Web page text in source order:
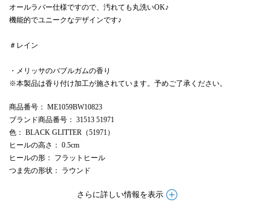
オールラバー仕様ですので、汚れても丸洗いOK♪
機能的でユニークなデザインです♪
＃レイン
・メリッサのバブルガムの香り
※本製品は香り付け加工が施されています。予めご了承ください。
商品番号 ： ME1059BW10823
ブランド商品番号 ： 31513 51971
色 ： BLACK GLITTER（51971）
ヒールの高さ ： 0.5cm
ヒールの形 ： フラットヒール
つま先の形状 ： ラウンド
さらに詳しい情報を表示